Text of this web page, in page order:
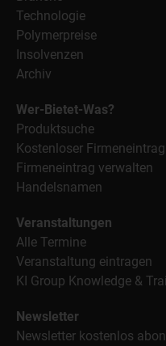
Technologie
Polymerpreise
Insolvenzen
Archiv
Wer-Bietet-Was?
Produktsuche
Kostenloser Firmeneintrag
Firmeneintrag verwalten
Handelsnamen
Veranstaltungen
Alle Termine
Veranstaltung eintragen
KI Group Knowledge &
Newsletter
Newsletter kostenlos